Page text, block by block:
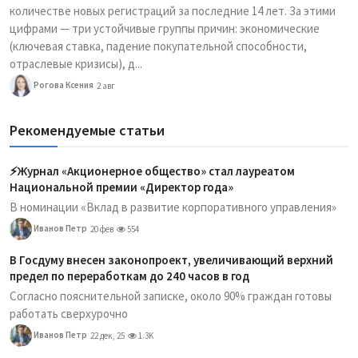
количестве новых регистраций за последние 14 лет. За этими
цифрами — три устойчивые группы причин: экономические
(ключевая ставка, падение покупательной способности,
отраслевые кризисы), д...
Рогова Ксения 2 авг
Рекомендуемые статьи
⚡️Журнал «Акционерное общество» стал лауреатом
Национальной премии «Директор года»
В номинации «Вклад в развитие корпоративного управления»
Иванов Петр 20 фев 554
В Госдуму внесен законопроект, увеличивающий верхний
предел по переработкам до 240 часов в год
Согласно пояснительной записке, около 90% граждан готовы
работать сверхурочно
Иванов Петр 22 дек, 25 1.3K